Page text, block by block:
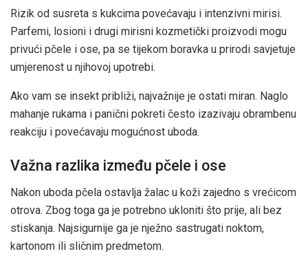
Rizik od susreta s kukcima povećavaju i intenzivni mirisi.
Parfemi, losioni i drugi mirisni kozmetički proizvodi mogu
privući pčele i ose, pa se tijekom boravka u prirodi savjetuje
umjerenost u njihovoj upotrebi.
Ako vam se insekt približi, najvažnije je ostati miran. Naglo
mahanje rukama i panični pokreti često izazivaju obrambenu
reakciju i povećavaju mogućnost uboda.
Važna razlika između pčele i ose
Nakon uboda pčela ostavlja žalac u koži zajedno s vrećicom
otrova. Zbog toga ga je potrebno ukloniti što prije, ali bez
stiskanja. Najsigurnije ga je nježno sastrugati noktom,
kartonom ili sličnim predmetom.